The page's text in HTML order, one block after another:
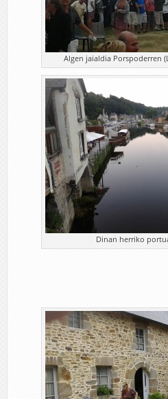
Algen jaialdia Porspoderren
Dinan herriko